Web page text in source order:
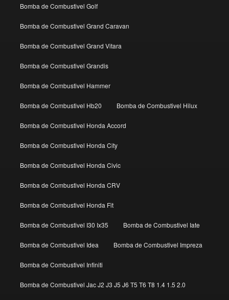
Bomba de Combustivel Golf
Bomba de Combustivel Grand Caravan
Bomba de Combustivel Grand Vitara
Bomba de Combustivel Grandis
Bomba de Combustivel Hammer
Bomba de Combustivel Hb20 Bomba de Combustivel Hilux
Bomba de Combustivel Honda Accord
Bomba de Combustivel Honda City
Bomba de Combustivel Honda Civic
Bomba de Combustivel Honda CRV
Bomba de Combustivel Honda Fit
Bomba de Combustivel I30 Ix35 Bomba de Combustivel Iate
Bomba de Combustivel Idea Bomba de Combustivel Impreza
Bomba de Combustivel Infiniti
Bomba de Combustivel Jac J2 J3 J5 J6 T5 T6 T8 1.4 1.5 2.0